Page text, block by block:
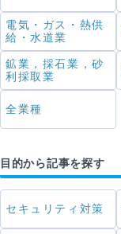
電気・ガス・熱供
給・水道業
鉱業，採石業，砂
利採取業
全業種
目的から記事を探す
セキュリティ対策